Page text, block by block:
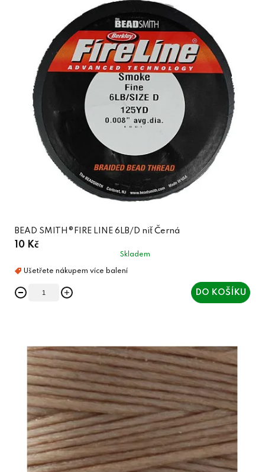
BEAD SMITH®FIRE LINE 6LB/D niť Černá
10 Kč
Skladem
DO KOŠÍKU